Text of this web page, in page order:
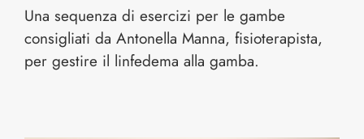
Una sequenza di esercizi per le gambe
consigliati da Antonella Manna, fisioterapista,
per gestire il linfedema alla gamba.